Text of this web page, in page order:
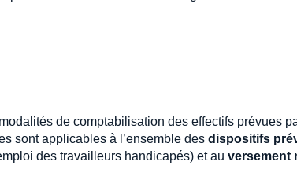
de comptabilisation des effectifs prévues
sont applicables à l’ensemble des dispositifs
des travailleurs handicapés) et au versement